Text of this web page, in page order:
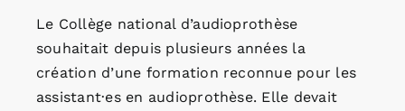
Le Collège national d’audioprothèse
souhaitait depuis plusieurs années la
création d’une formation reconnue pour les
assistant·es en audioprothèse. Elle devait